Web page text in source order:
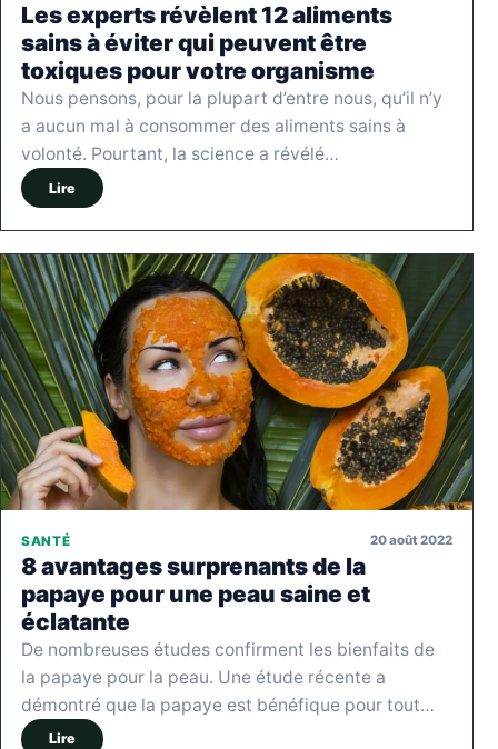
Les experts révèlent 12 aliments
sains à éviter qui peuvent être
toxiques pour votre organisme
Nous pensons, pour la plupart d’entre nous, qu’il n’y
a aucun mal à consommer des aliments sains à
volonté. Pourtant, la science a révélé…
Lire
SANTÉ 20 août 2022
8 avantages surprenants de la
papaye pour une peau saine et
éclatante
De nombreuses études confirment les bienfaits de
la papaye pour la peau. Une étude récente a
démontré que la papaye est bénéfique pour tout…
Lire